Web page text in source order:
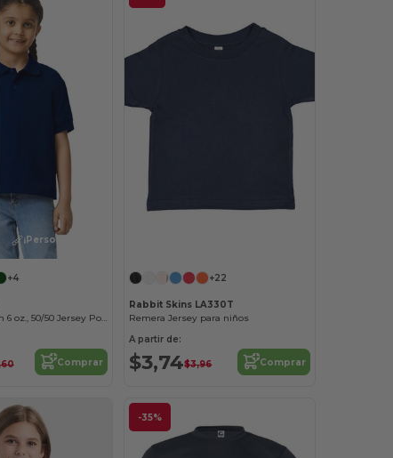
¡Personalízalo!
+4
DryBlend® Youth 6 oz., 50/50 Jersey Polo
Comprar
+22
Rabbit Skins LA330T
Remera Jersey para niños
A partir de:
$3,74$3,96 Comprar
-35%